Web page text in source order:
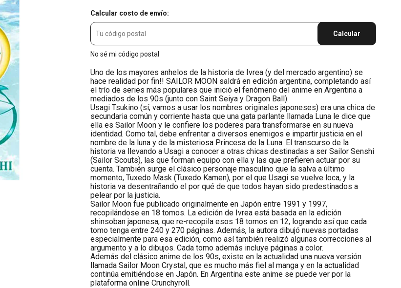
Calcular costo de envío:
Calcular
No sé mi código postal
Uno de los mayores anhelos de la historia de Ivrea (y del mercado argentino) se
hace realidad por fin!! SAILOR MOON saldrá en edición argentina, completando así
el trío de series más populares que inició el fenómeno del anime en Argentina a
mediados de los 90s (junto con Saint Seiya y Dragon Ball).
Usagi Tsukino (sí, vamos a usar los nombres originales japoneses) era una chica de
secundaria común y corriente hasta que una gata parlante llamada Luna le dice que
ella es Sailor Moon y le confiere los poderes para transformarse en su nueva
identidad. Como tal, debe enfrentar a diversos enemigos e impartir justicia en el
nombre de la luna y de la misteriosa Princesa de la Luna. El transcurso de la
historia va llevando a Usagi a conocer a otras chicas destinadas a ser Sailor Senshi
(Sailor Scouts), las que forman equipo con ella y las que prefieren actuar por su
cuenta. También surge el clásico personaje masculino que la salva a último
momento, Tuxedo Mask (Tuxedo Kamen), por el que Usagi se vuelve loca, y la
historia va desentrañando el por qué de que todos hayan sido predestinados a
pelear por la justicia.
Sailor Moon fue publicado originalmente en Japón entre 1991 y 1997,
recopilándose en 18 tomos. La edición de Ivrea está basada en la edición
shinsoban japonesa, que re-recopila esos 18 tomos en 12, logrando así que cada
tomo tenga entre 240 y 270 páginas. Además, la autora dibujó nuevas portadas
especialmente para esa edición, como así también realizó algunas correcciones al
argumento y a lo dibujos. Cada tomo además incluye páginas a color.
Además del clásico anime de los 90s, existe en la actualidad una nueva versión
llamada Sailor Moon Crystal, que es mucho más fiel al manga y en la actualidad
continúa emitiéndose en Japón. En Argentina este anime se puede ver por la
plataforma online Crunchyroll.